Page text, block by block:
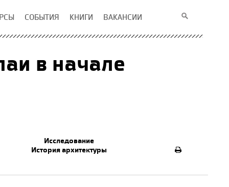
СОБЫТИЯ КНИГИ ВАКАНСИИ
в начале
Исследование
История архитектуры